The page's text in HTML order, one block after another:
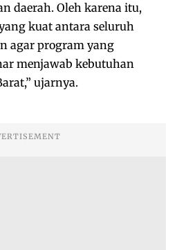
daerah. Oleh karena itu,
kuat antara seluruh
agar program yang
menjawab kebutuhan
ujarnya.